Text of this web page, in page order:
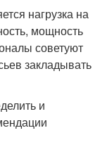
нагрузка на
мощность
советуют
закладывать
и